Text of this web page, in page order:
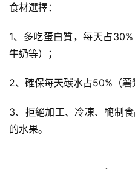
食材選擇：
1、多吃蛋白質，每天占
牛奶等）；
2、確保每天碳水占50%（薯
3、拒絕加工、冷凍、醃制
的水果。